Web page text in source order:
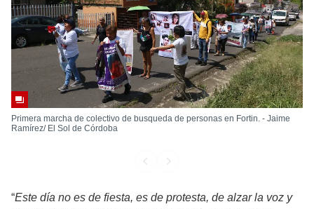
Primera marcha de colectivo de busqueda de personas en Fortin. - Jaime
Ramírez/ El Sol de Córdoba
“Este día no es de fiesta, es de protesta, de alzar la voz y